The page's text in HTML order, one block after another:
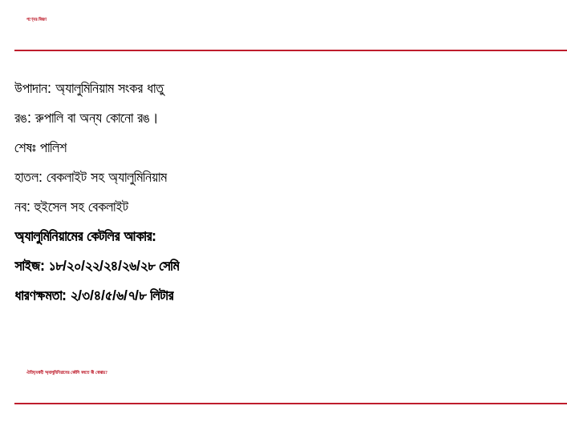
পণ্যের বিবরণ
উপাদান: অ্যালুমিনিয়াম সংকর ধাতু
রঙ: রুপালি বা অন্য কোনো রঙ।
শেষঃ পালিশ
হাতল: বেকলাইট সহ অ্যালুমিনিয়াম
নব: হুইসেল সহ বেকলাইট
অ্যালুমিনিয়ামের কেটলির আকার:
সাইজ: ১৮/২০/২২/২৪/২৬/২৮ সেমি
ধারণক্ষমতা: ২/৩/৪/৫/৬/৭/৮ লিটার
ঐতিহ্যবাহী অ্যালুমিনিয়ামের কেটলি বলতে কী বোঝায়?